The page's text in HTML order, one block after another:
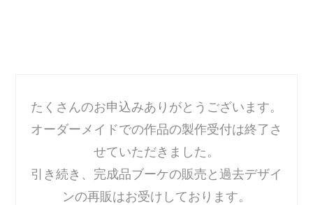
たくさんのお申込みありがとうございます。
オーダーメイドでの作品の製作受付は終了さ
せていただきました。
引き続き、完成品ブーケの販売と過去デザイ
ンの再販はお受けしております。